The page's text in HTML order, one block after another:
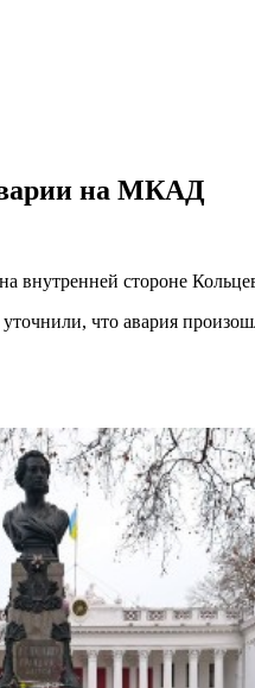
на МКАД
стороне
что авария